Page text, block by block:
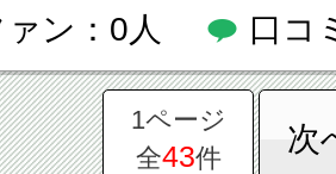
ァン：0人 口コ
1ページ
全43件
次